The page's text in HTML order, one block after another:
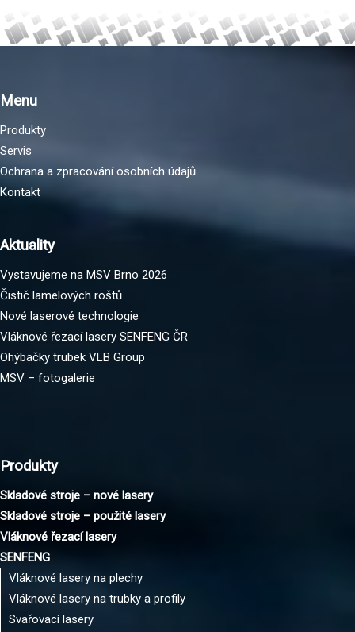
Menu
Produkty
Servis
Ochrana a zpracování osobních údajů
Kontakt
Aktuality
Vystavujeme na MSV Brno 2026
Čistič lamelových roštů
Nové laserové technologie
Vláknové řezací lasery SENFENG ČR
Ohýbačky trubek VLB Group
MSV – fotogalerie
Produkty
Skladové stroje – nové lasery
Skladové stroje – použité lasery
Vláknové řezací lasery
SENFENG
Vláknové lasery na plechy
Vláknové lasery na trubky a profily
Svařovací lasery